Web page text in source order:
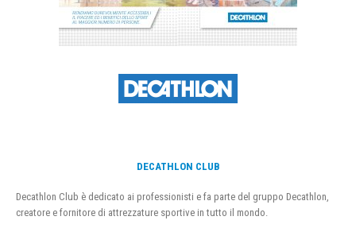
DECATHLON CLUB
Decathlon Club è dedicato ai professionisti e fa parte del gruppo Decathlon,
creatore e fornitore di attrezzature sportive in tutto il mondo.